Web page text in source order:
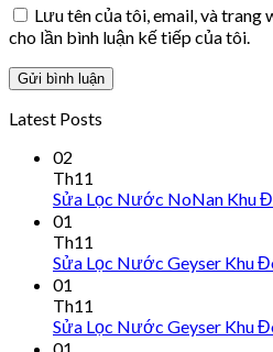
Lưu tên của tôi, email, và
cho lần bình luận kế tiếp của tôi.
Latest Posts
02
Th11
Sửa Lọc Nước NoNan Khu
01
Th11
Sửa Lọc Nước Geyser Khu
01
Th11
Sửa Lọc Nước Geyser Khu
01